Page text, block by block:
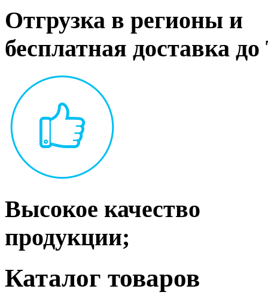
Отгрузка в регионы и
бесплатная доставка
Высокое качество
продукции;
Каталог товаров